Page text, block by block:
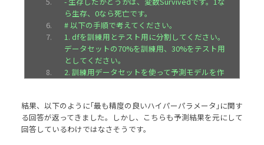
ら生存、0なら死亡です。
# 以下の手順で考えてください。
1. dfを訓練用とテスト用に分割してください。
データセットの70%を訓練用、30%をテスト用
としてください。
2. 訓練用データセットを使って予測モデルを作
3. 予測精度は、AUC_ROCを使って比較してくだ
さい。
4. 予測結果を元に、ハイパーパラメータを調整
結果、以下のように｢最も精度の良いハイパーパラメータ｣に関す
る回答が返ってきました。しかし、こちらも予測結果を元にして
回答しているわけではなさそうです。